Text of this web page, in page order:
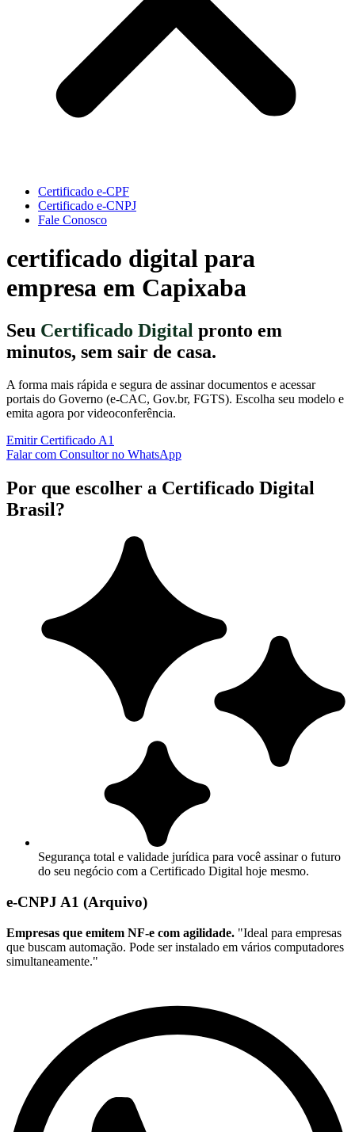
Certificado e-CPF
Certificado e-CNPJ
Fale Conosco
certificado digital para
empresa em Capixaba
Seu Certificado Digital pronto em
minutos, sem sair de casa.
A forma mais rápida e segura de assinar documentos e acessar
portais do Governo (e-CAC, Gov.br, FGTS). Escolha seu modelo e
emita agora por videoconferência.
Emitir Certificado A1
Falar com Consultor no WhatsApp
Por que escolher a Certificado Digital
Brasil?
Segurança total e validade jurídica para você assinar o futuro
do seu negócio com a Certificado Digital hoje mesmo.
e-CNPJ A1 (Arquivo)
Empresas que emitem NF-e com agilidade. "Ideal para empresas
que buscam automação. Pode ser instalado em vários computadores
simultaneamente."